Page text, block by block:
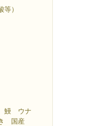
）
鰻 ウナ
国産